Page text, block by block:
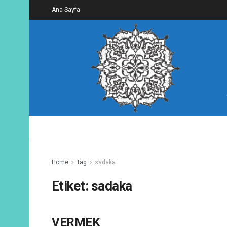
Ana Sayfa
Home Tag sadaka
Etiket: sadaka
FIIL YAZILARI
VERMEK